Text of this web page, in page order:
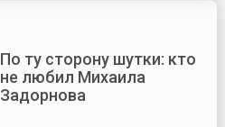
По ту сторону шутки: кто
не любил Михаила
Задорнова